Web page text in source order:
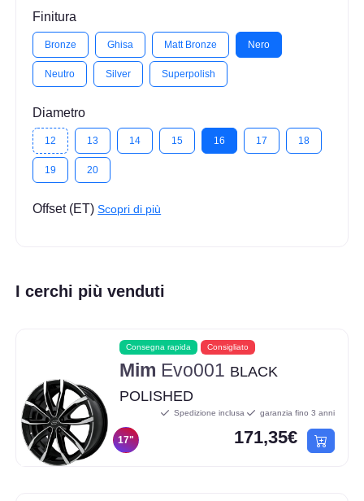
Finitura
Bronze Ghisa Matt Bronze Nero
Neutro Silver Superpolish
Diametro
12 13 14 15 16 17 18
19 20
Offset (ET)Scopri di più
I cerchi più venduti
Consegna rapida Consigliato
Mim Evo001 BLACK
POLISHED
17"
Spedizione inclusa garanzia fino 3 anni
171,35€